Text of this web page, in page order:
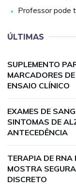
Professor pode
ÚLTIMAS
SUPLEMENTO
MARCADORES
ENSAIO CLÍNICO
EXAMES DE
SINTOMAS DE
ANTECEDÊNCIA
TERAPIA DE RNA
MOSTRA
DISCRETO